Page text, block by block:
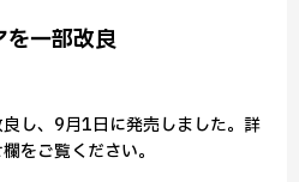
を一部改良
し、9月1日に発売しました。詳
をご覧ください。